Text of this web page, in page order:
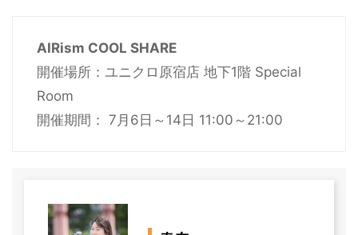
AIRism COOL SHARE
開催場所：ユニクロ原宿店 地下1階 Special
Room
開催期間： 7月6日～14日 11:00～21:00